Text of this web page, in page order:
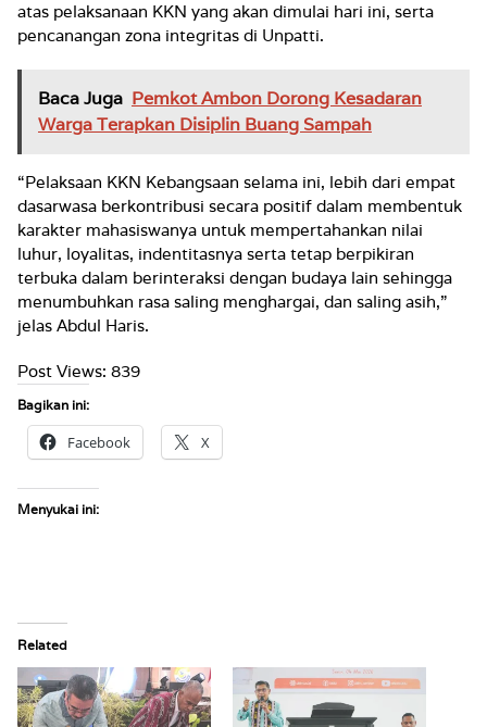
atas pelaksanaan KKN yang akan dimulai hari ini, serta
pencanangan zona integritas di Unpatti.
Baca Juga Pemkot Ambon Dorong Kesadaran
Warga Terapkan Disiplin Buang Sampah
“Pelaksaan KKN Kebangsaan selama ini, lebih dari empat
dasarwasa berkontribusi secara positif dalam membentuk
karakter mahasiswanya untuk mempertahankan nilai
luhur, loyalitas, indentitasnya serta tetap berpikiran
terbuka dalam berinteraksi dengan budaya lain sehingga
menumbuhkan rasa saling menghargai, dan saling asih,”
jelas Abdul Haris.
Post Views: 839
Bagikan ini:
Facebook X
Menyukai ini:
Related